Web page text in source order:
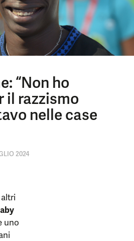
“Non ho
il razzismo
nelle case
2024
uno